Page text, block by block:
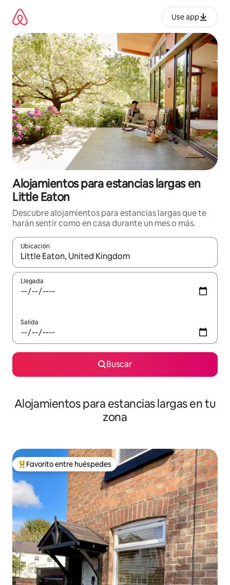
contenido
Use app
Alojamientos para estancias largas en
Little Eaton
Descubre alojamientos para estancias largas que te
harán sentir como en casa durante un mes o más.
Ubicación
Cuando los resultados estén disponibles, podrás navegar
Llegada
Salida
Buscar
Alojamientos para estancias largas en tu
zona
De los mejores en Favorito entre huéspedes
Favorito entre huéspedes